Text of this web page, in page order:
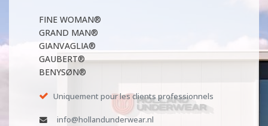
FINE WOMAN®
GRAND MAN®
GIANVAGLIA®
GAUBERT®
BENYSØN®
Uniquement pour les clients professionnels
info@hollandunderwear.nl